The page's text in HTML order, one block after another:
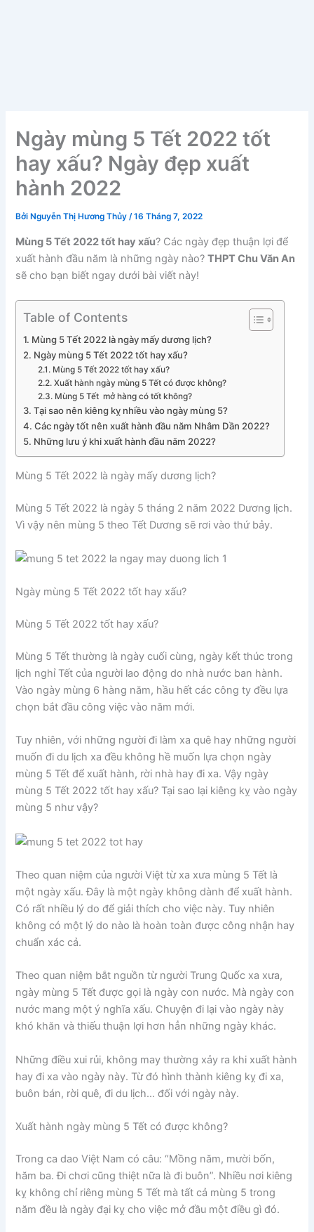
Ngày mùng 5 Tết 2022 tốt
hay xấu? Ngày đẹp xuất
hành 2022
Bởi Nguyễn Thị Hương Thủy/16 Tháng 7, 2022
Mùng 5 Tết 2022 tốt hay xấu? Các ngày đẹp thuận lợi để
xuất hành đầu năm là những ngày nào?THPT Chu Văn An
sẽ cho bạn biết ngay dưới bài viết này!
Table of Contents
Mùng 5 Tết 2022 là ngày mấy dương lịch?
Ngày mùng 5 Tết 2022 tốt hay xấu?
Mùng 5 Tết 2022 tốt hay xấu?
Xuất hành ngày mùng 5 Tết có được không?
Mùng 5 Tết mở hàng có tốt không?
Tại sao nên kiêng kỵ nhiều vào ngày mùng 5?
Các ngày tốt nên xuất hành đầu năm Nhâm Dần 2022?
Những lưu ý khi xuất hành đầu năm 2022?
Mùng 5 Tết 2022 là ngày mấy dương lịch?
Mùng 5 Tết 2022 là ngày 5 tháng 2 năm 2022 Dương lịch.
Vì vậy nên mùng 5 theo Tết Dương sẽ rơi vào thứ bảy.
Ngày mùng 5 Tết 2022 tốt hay xấu?
Mùng 5 Tết 2022 tốt hay xấu?
Mùng 5 Tết thường là ngày cuối cùng, ngày kết thúc trong
lịch nghỉ Tết của người lao động do nhà nước ban hành.
Vào ngày mùng 6 hàng năm, hầu hết các công ty đều lựa
chọn bắt đầu công việc vào năm mới.
Tuy nhiên, với những người đi làm xa quê hay những người
muốn đi du lịch xa đều không hề muốn lựa chọn ngày
mùng 5 Tết để xuất hành, rời nhà hay đi xa. Vậy ngày
mùng 5 Tết 2022 tốt hay xấu? Tại sao lại kiêng kỵ vào ngày
mùng 5 như vậy?
Theo quan niệm của người Việt từ xa xưa mùng 5 Tết là
một ngày xấu. Đây là một ngày không dành để xuất hành.
Có rất nhiều lý do để giải thích cho việc này. Tuy nhiên
không có một lý do nào là hoàn toàn được công nhận hay
chuẩn xác cả.
Theo quan niệm bắt nguồn từ người Trung Quốc xa xưa,
ngày mùng 5 Tết được gọi là ngày con nước. Mà ngày con
nước mang một ý nghĩa xấu. Chuyện đi lại vào ngày này
khó khăn và thiếu thuận lợi hơn hẳn những ngày khác.
Những điều xui rủi, không may thường xảy ra khi xuất hành
hay đi xa vào ngày này. Từ đó hình thành kiêng kỵ đi xa,
buôn bán, rời quê, đi du lịch… đối với ngày này.
Xuất hành ngày mùng 5 Tết có được không?
Trong ca dao Việt Nam có câu: “Mồng năm, mười bốn,
hăm ba. Đi chơi cũng thiệt nữa là đi buôn”. Nhiều nơi kiêng
kỵ không chỉ riêng mùng 5 Tết mà tất cả mùng 5 trong
năm đều là ngày đại kỵ cho việc mở đầu một điều gì đó.